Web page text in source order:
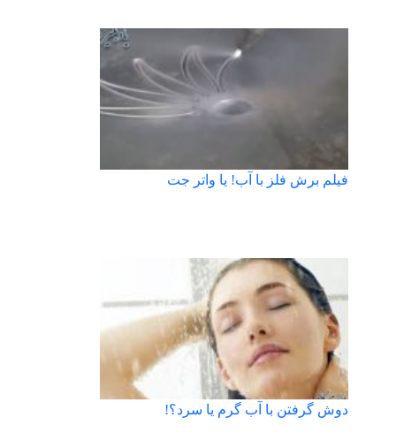
فیلم برش فلز با آب! یا واتر جت
دوش گرفتن با آب گرم یا سرد؟!